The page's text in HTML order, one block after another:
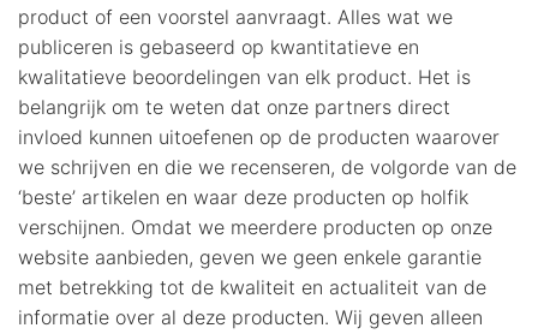
product of een voorstel aanvraagt. Alles wat we
publiceren is gebaseerd op kwantitatieve en
kwalitatieve beoordelingen van elk product. Het is
belangrijk om te weten dat onze partners direct
invloed kunnen uitoefenen op de producten waarover
we schrijven en die we recenseren, de volgorde van de
‘beste’ artikelen en waar deze producten op holfik
verschijnen. Omdat we meerdere producten op onze
website aanbieden, geven we geen enkele garantie
met betrekking tot de kwaliteit en actualiteit van de
informatie over al deze producten. Wij geven alleen